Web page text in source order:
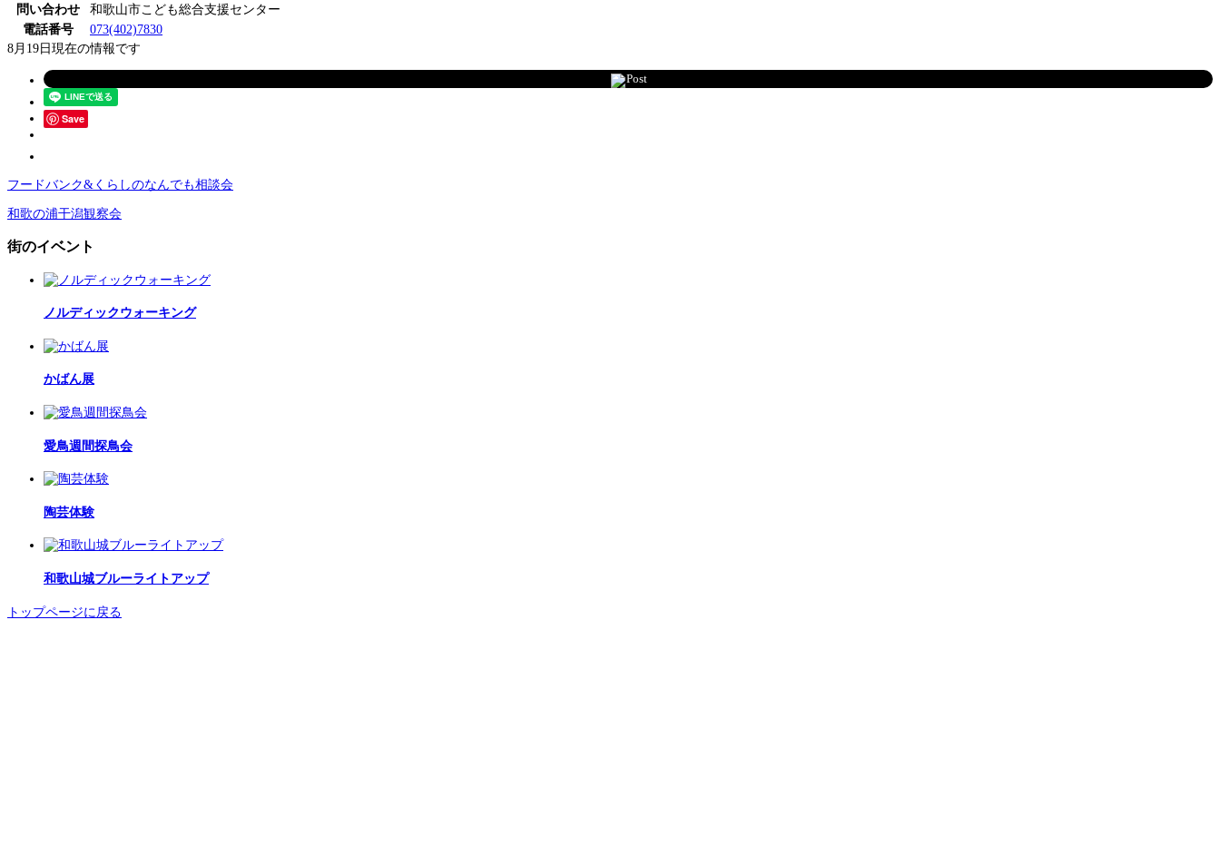
問い合わせ
和歌山市こども総合支援センター
電話番号
073(402)7830
8月19日現在の情報です
Post
Save
フードバンク&くらしのなんでも相談会
和歌の浦干潟観察会
街のイベント
ノルディックウォーキング
かばん展
愛鳥週間探鳥会
陶芸体験
和歌山城ブルーライトアップ
トップページに戻る